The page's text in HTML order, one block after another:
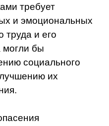
требует
и эмоциональных
труда и его
могли бы
социального
их